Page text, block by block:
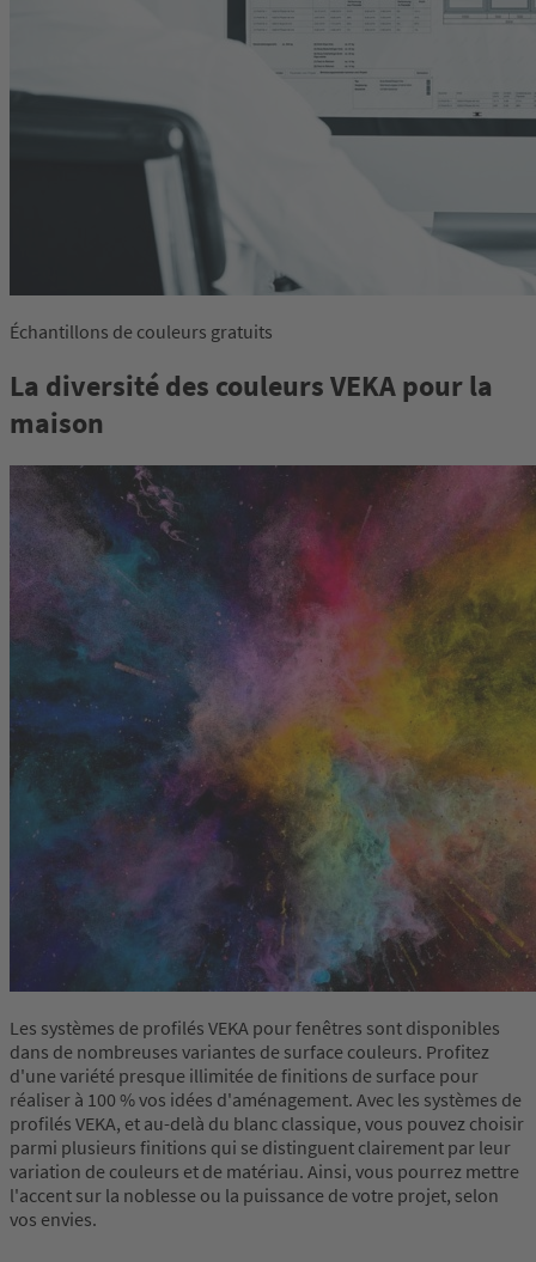
Échantillons de couleurs gratuits
La diversité des couleurs VEKA pour la
maison
Les systèmes de profilés VEKA pour fenêtres sont disponibles
dans de nombreuses variantes de surface couleurs. Profitez
d'une variété presque illimitée de finitions de surface pour
réaliser à 100 % vos idées d'aménagement. Avec les systèmes de
profilés VEKA, et au-delà du blanc classique, vous pouvez choisir
parmi plusieurs finitions qui se distinguent clairement par leur
variation de couleurs et de matériau. Ainsi, vous pourrez mettre
l'accent sur la noblesse ou la puissance de votre projet, selon
vos envies.